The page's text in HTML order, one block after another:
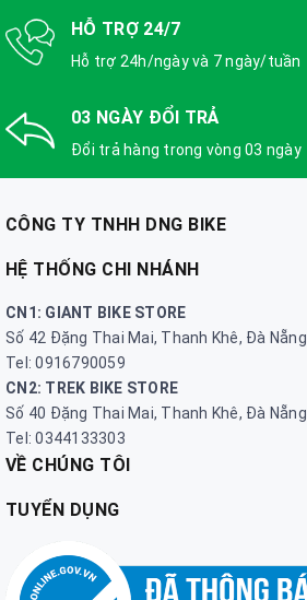
HỖ TRỢ 24/7
Hỗ trợ 24h/ngày và 7 ngày/tuần
03 NGÀY ĐỔI TRẢ
Đổi trả hàng trong vòng 03 ngày
CÔNG TY TNHH DNG BIKE
HỆ THỐNG CHI NHÁNH
CN1: GIANT BIKE STORE
Số 42 Đặng Thai Mai, Thanh Khê, Đà Nẵng
Tel: 0916790059
CN2: TREK BIKE STORE
Số 40 Đặng Thai Mai, Thanh Khê, Đà Nẵng
Tel: 0344133303
VỀ CHÚNG TÔI
TUYỂN DỤNG